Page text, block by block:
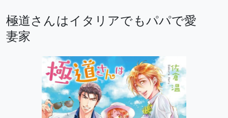
極道さんはイタリアでもパパで愛
妻家